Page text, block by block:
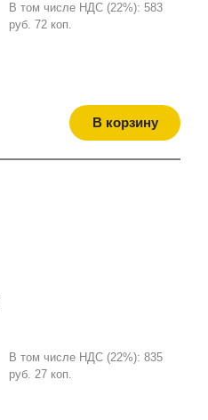
В том числе НДС (22%): 583
руб. 72 коп.
В корзину
В том числе НДС (22%): 835
руб. 27 коп.